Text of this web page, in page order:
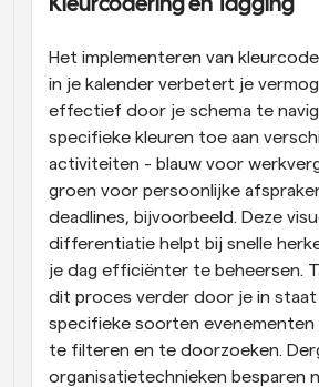
Kleurcodering en Tagging
Het implementeren van
in je kalender verbetert je
effectief door je schema te
specifieke kleuren toe aan
activiteiten - blauw voor
groen voor persoonlijke
deadlines, bijvoorbeeld. Deze
differentiatie helpt bij snelle
je dag efficiënter te beheersen.
dit proces verder door je in
specifieke soorten
te filteren en te doorzoeken.
organisatietechnieken besparen